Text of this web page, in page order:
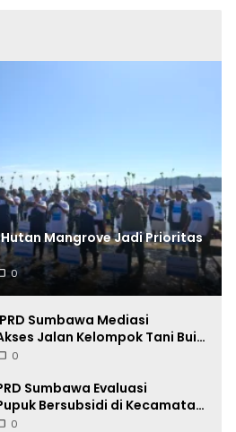
Mangrove Jadi Prioritas
0
Sumbawa Mediasi
Jalan Kelompok Tani Buin
0
Sumbawa Evaluasi
Bersubsidi di Kecamatan
0